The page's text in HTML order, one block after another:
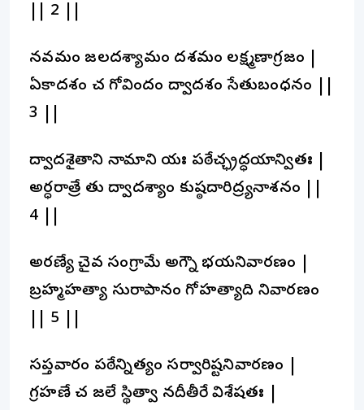
|| 2 ||
నవమం జలదశ్యామం దశమం లక్ష్మణాగ్రజం |
ఏకాదశం చ గోవిందం ద్వాదశం సేతుబంధనం ||
3 ||
ద్వాదశైతాని నామాని యః పఠేచ్ఛ్రద్ధయాన్వితః |
అర్ధరాత్రే తు ద్వాదశ్యాం కుష్ఠదారిద్ర్యనాశనం ||
4 ||
అరణ్యే చైవ సంగ్రామే అగ్నౌ భయనివారణం |
బ్రహ్మహత్యా సురాపానం గోహత్యాది నివారణం
|| 5 ||
సప్తవారం పఠేన్నిత్యం సర్వారిష్టనివారణం |
గ్రహణే చ జలే స్థిత్వా నదీతీరే విశేషతః |